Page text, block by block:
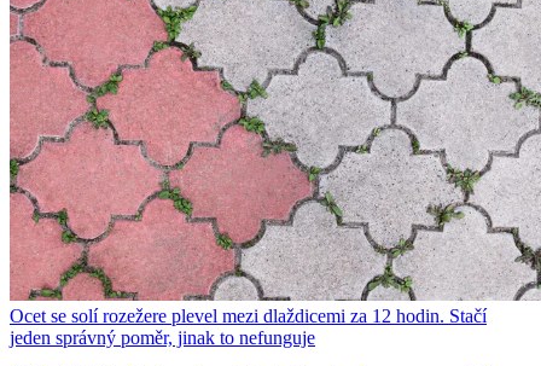
Ocet se solí rozežere plevel mezi dlaždicemi za 12 hodin. Stačí
jeden správný poměr, jinak to nefunguje